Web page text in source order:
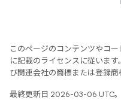
このページのコンテンツやコー
に記載のライセンスに従いま
び関連会社の商標または登録商
最終更新日 2026-03-06 UTC。